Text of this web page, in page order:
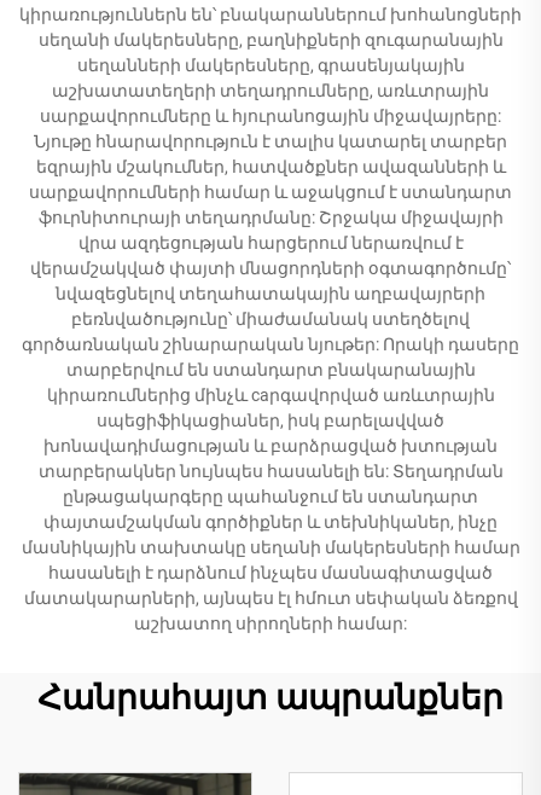
կիրառություններն են՝ բնակարաններում խոհանոցների
սեղանի մակերեսները, բաղնիքների զուգարանային
սեղանների մակերեսները, գրասենյակային
աշխատատեղերի տեղադրումները, առևտրային
սարքավորումները և հյուրանոցային միջավայրերը:
Նյութը հնարավորություն է տալիս կատարել տարբեր
եզրային մշակումներ, հատվածքներ ավազանների և
սարքավորումների համար և աջակցում է ստանդարտ
ֆուրնիտուրայի տեղադրմանը: Շրջակա միջավայրի
վրա ազդեցության հարցերում ներառվում է
վերամշակված փայտի մնացորդների օգտագործումը՝
նվազեցնելով տեղահատակային աղբավայրերի
բեռնվածությունը՝ միաժամանակ ստեղծելով
գործառնական շինարարական նյութեր: Որակի դասերը
տարբերվում են ստանդարտ բնակարանային
կիրառումներից մինչև caրգավորված առևտրային
սպեցիֆիկացիաներ, իսկ բարելավված
խոնավադիմացության և բարձրացված խտության
տարբերակներ նույնպես հասանելի են: Տեղադրման
ընթացակարգերը պահանջում են ստանդարտ
փայտամշակման գործիքներ և տեխնիկաներ, ինչը
մասնիկային տախտակը սեղանի մակերեսների համար
հասանելի է դարձնում ինչպես մասնագիտացված
մատակարարների, այնպես էլ հմուտ սեփական ձեռքով
աշխատող սիրողների համար:
Հանրահայտ ապրանքներ